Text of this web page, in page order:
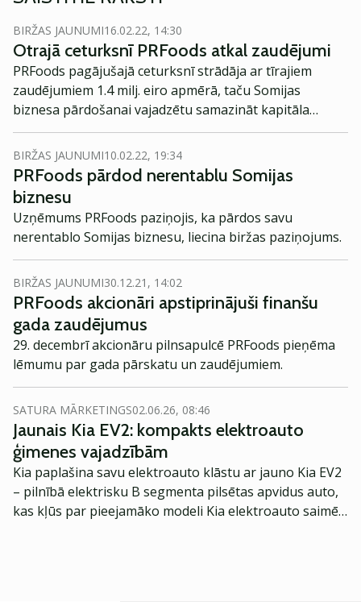
BIRŽAS JAUNUMI16.02.22, 14:30
Otrajā ceturksnī PRFoods atkal zaudējumi
PRFoods pagājušajā ceturksnī strādāja ar tīrajiem
zaudējumiem 1.4 milj. eiro apmērā, taču Somijas
biznesa pārdošanai vajadzētu samazināt kapitāla
izmaksas, uzskata uzņēmuma vadītājs.
BIRŽAS JAUNUMI10.02.22, 19:34
PRFoods pārdod nerentablu Somijas
biznesu
Uzņēmums PRFoods paziņojis, ka pārdos savu
nerentablo Somijas biznesu, liecina biržas paziņojums.
BIRŽAS JAUNUMI30.12.21, 14:02
PRFoods akcionāri apstiprinājuši finanšu
gada zaudējumus
29. decembrī akcionāru pilnsapulcē PRFoods pieņēma
lēmumu par gada pārskatu un zaudējumiem.
SATURA MĀRKETINGS02.06.26, 08:46
Jaunais Kia EV2: kompakts elektroauto
ģimenes vajadzībām
Kia paplašina savu elektroauto klāstu ar jauno Kia EV2
– pilnībā elektrisku B segmenta pilsētas apvidus auto,
kas kļūs par pieejamāko modeli Kia elektroauto saimē